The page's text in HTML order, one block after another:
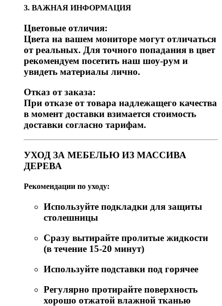
3. ВАЖНАЯ ИНФОРМАЦИЯ
Цветовые отличия:
Цвета на вашем мониторе могут отличаться
от реальных. Для точного попадания в цвет
рекомендуем посетить наш шоу-рум и
увидеть материалы лично.
Отказ от заказа:
При отказе от товара надлежащего качества
в момент доставки взимается стоимость
доставки согласно тарифам.
УХОД ЗА МЕБЕЛЬЮ ИЗ МАССИВА
ДЕРЕВА
Рекомендации по уходу:
Используйте подкладки для защиты
столешницы
Сразу вытирайте пролитые жидкости
(в течение 15-20 минут)
Используйте подставки под горячее
Регулярно протирайте поверхность
хорошо отжатой влажной тканью